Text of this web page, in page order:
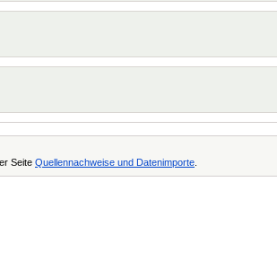
Seite Quellennachweise und Datenimporte